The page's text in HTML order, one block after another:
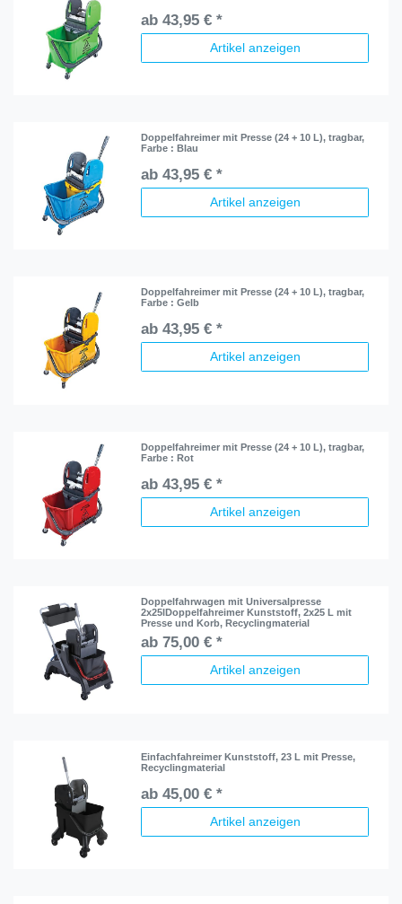
ab 43,95 € *
Artikel anzeigen
Doppelfahreimer mit Presse (24 + 10 L), tragbar,
Farbe : Blau
ab 43,95 € *
Artikel anzeigen
Doppelfahreimer mit Presse (24 + 10 L), tragbar,
Farbe : Gelb
ab 43,95 € *
Artikel anzeigen
Doppelfahreimer mit Presse (24 + 10 L), tragbar,
Farbe : Rot
ab 43,95 € *
Artikel anzeigen
Doppelfahrwagen mit Universalpresse
2x25lDoppelfahreimer Kunststoff, 2x25 L mit
Presse und Korb, Recyclingmaterial
ab 75,00 € *
Artikel anzeigen
Einfachfahreimer Kunststoff, 23 L mit Presse,
Recyclingmaterial
ab 45,00 € *
Artikel anzeigen